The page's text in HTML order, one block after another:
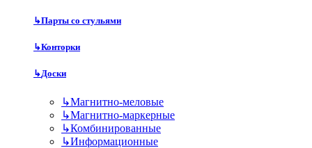
↳Парты со стульями
↳Конторки
↳Доски
↳Магнитно-меловые
↳Магнитно-маркерные
↳Комбинированные
↳Информационные